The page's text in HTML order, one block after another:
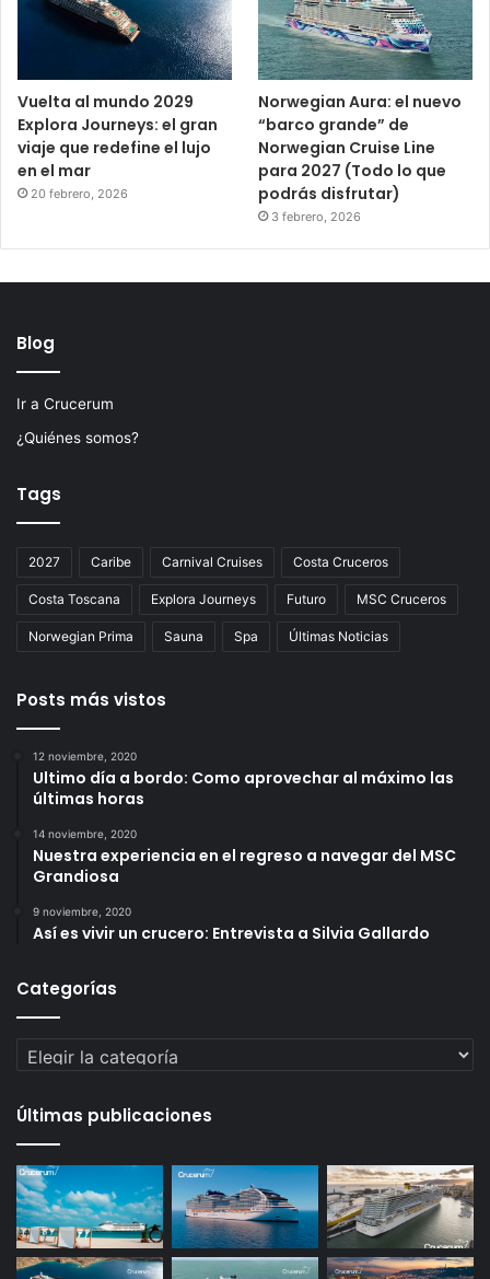
Vuelta al mundo 2029
Explora Journeys: el gran
viaje que redefine el lujo
en el mar
20 febrero, 2026
Norwegian Aura: el nuevo
“barco grande” de
Norwegian Cruise Line
para 2027 (Todo lo que
podrás disfrutar)
3 febrero, 2026
Blog
Ir a Crucerum
¿Quiénes somos?
Tags
2027 Caribe Carnival Cruises Costa Cruceros
Costa Toscana Explora Journeys Futuro MSC Cruceros
Norwegian Prima Sauna Spa Últimas Noticias
Posts más vistos
12 noviembre, 2020
Ultimo día a bordo: Como aprovechar al máximo las
últimas horas
14 noviembre, 2020
Nuestra experiencia en el regreso a navegar del MSC
Grandiosa
9 noviembre, 2020
Así es vivir un crucero: Entrevista a Silvia Gallardo
Categorías
Categorías
Últimas publicaciones